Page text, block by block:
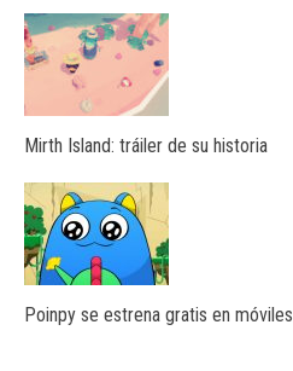
Mirth Island: tráiler de su historia
Poinpy se estrena gratis en móviles